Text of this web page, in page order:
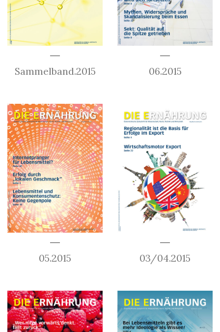
Sammelband.2015 06.2015
05.2015 03/04.2015